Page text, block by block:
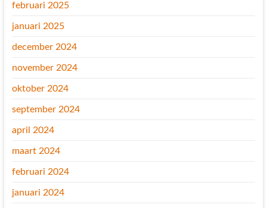
februari 2025
januari 2025
december 2024
november 2024
oktober 2024
september 2024
april 2024
maart 2024
februari 2024
januari 2024